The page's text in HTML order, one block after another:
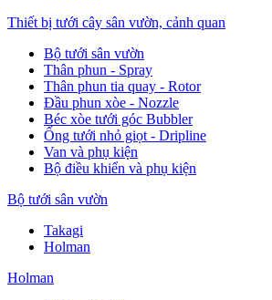
Thiết bị tưới cây sân vườn, cảnh quan
Bộ tưới sân vườn
Thân phun - Spray
Thân phun tia quay - Rotor
Đầu phun xòe - Nozzle
Béc xòe tưới góc Bubbler
Ống tưới nhỏ giọt - Dripline
Van và phụ kiện
Bộ điều khiển và phụ kiện
Bộ tưới sân vườn
Takagi
Holman
Holman